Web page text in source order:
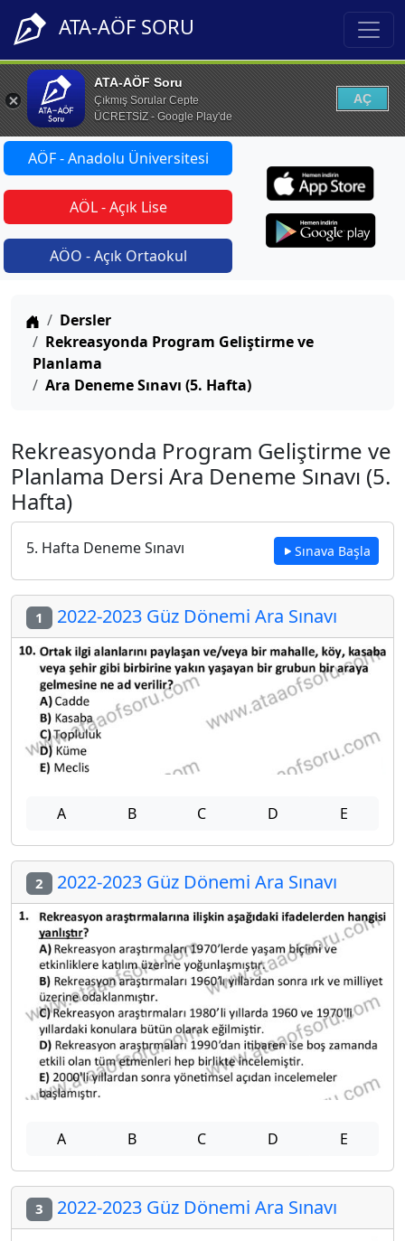
ATA-AÖF SORU
ATA-AÖF Soru
Çıkmış Sorular Cepte
ÜCRETSİZ - Google Play'de
AÇ
AÖF - Anadolu Üniversitesi
AÖL - Açık Lise
AÖO - Açık Ortaokul
Anasayfa
Dersler
Rekreasyonda Program Geliştirme ve
Planlama
Ara Deneme Sınavı (5. Hafta)
Rekreasyonda Program Geliştirme ve
Planlama Dersi Ara Deneme Sınavı (5.
Hafta)
5. Hafta Deneme Sınavı Sınava Başla
1 2022-2023 Güz Dönemi Ara Sınavı
A B C D E
2 2022-2023 Güz Dönemi Ara Sınavı
A B C D E
3 2022-2023 Güz Dönemi Ara Sınavı